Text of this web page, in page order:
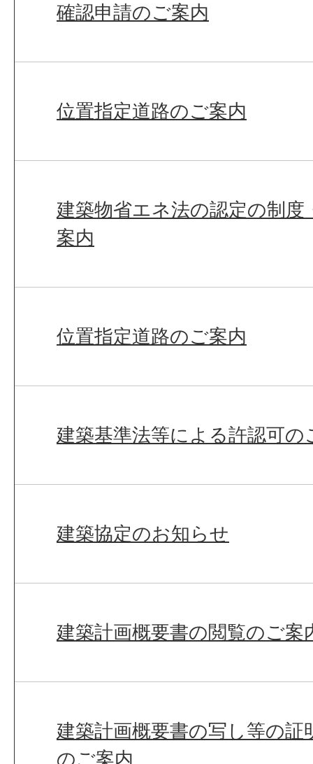
確認申請のご案内
位置指定道路のご案内
建築物省エネ法の認定の制度
案内
位置指定道路のご案内
建築基準法等による許認可の
建築協定のお知らせ
建築計画概要書の閲覧のご案
建築計画概要書の写し等の証
のご案内